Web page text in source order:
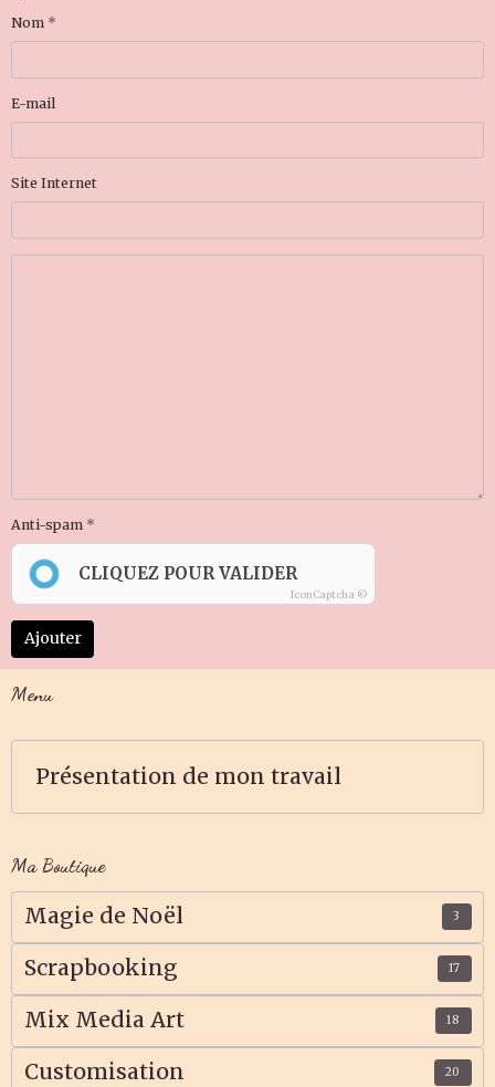
Nom
E-mail
Site Internet
Anti-spam
CLIQUEZ POUR VALIDER
IconCaptcha ©
Ajouter
Menu
Présentation de mon travail
Ma Boutique
Magie de Noël 3
Scrapbooking 17
Mix Media Art 18
Customisation 20